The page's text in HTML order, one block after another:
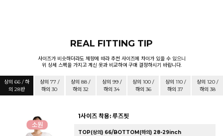
REAL FITTING TIP
사이즈가 비슷하더라도 체향에 따라 추천 사이즈에 차이가 있을 수 있으니
위 상세 스펙을 가지고 계신 옷과 비교하여 구매 결정하시기 바랍니다.
상의 66 / 하
의 28반
상의 77 /
하의 30
상의 88 /
하의 32
상의 99 /
하의 34
상의 100 /
하의 36
상의 110 /
하의 37
상의 120 /
하의 38
1사이즈 착용: 루즈핏
TOP(상의) 66/BOTTOM(하의) 28-29inch